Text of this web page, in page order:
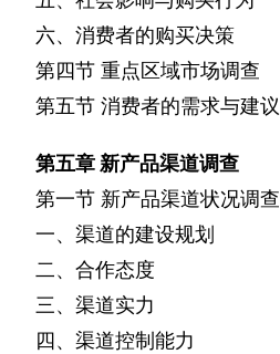
六、消费者的购买决策
第四节 重点区域市场调查
第五节 消费者的需求与建议
第五章 新产品渠道调查
第一节 新产品渠道状况调查
一、渠道的建设规划
二、合作态度
三、渠道实力
四、渠道控制能力